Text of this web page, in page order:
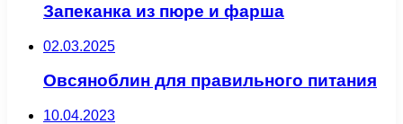
Запеканка из пюре и фарша
02.03.2025
Овсяноблин для правильного питания
10.04.2023